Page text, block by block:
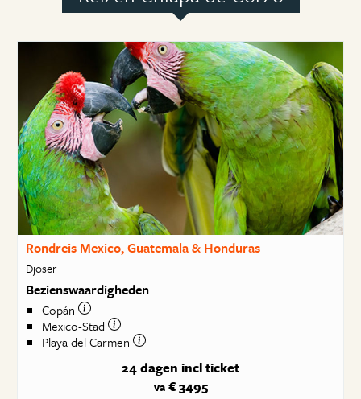
Rondreis Mexico, Guatemala & Honduras
Djoser
Bezienswaardigheden
Copán
Mexico-Stad
Playa del Carmen
24 dagen incl ticket
va€ 3495